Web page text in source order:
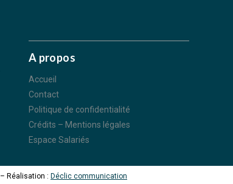
A propos
Accueil
Contact
Politique de confidentialité
Crédits – Mentions légales
Espace Salariés
– Réalisation : Déclic communication